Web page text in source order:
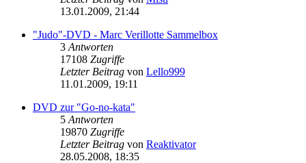
13.01.2009, 21:44
"Judo"-DVD - Marc Verillotte Sammelbox
3 Antworten
17108 Zugriffe
Letzter Beitrag von Lello999
11.01.2009, 19:11
DVD zur "Go-no-kata"
5 Antworten
19870 Zugriffe
Letzter Beitrag von Reaktivator
28.05.2008, 18:35